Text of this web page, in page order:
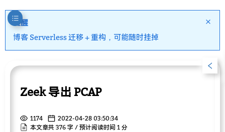
提醒
博客 Serverless 迁移 + 重构，可能随时挂掉
Zeek 导出 PCAP
1174
2022-04-28 03:50:34
本文章共 376 字 / 预计阅读时间 1 分